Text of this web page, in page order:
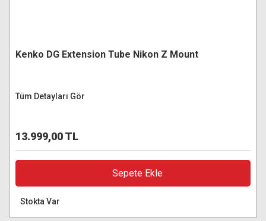
Kenko DG Extension Tube Nikon Z Mount
Tüm Detayları Gör
13.999,00 TL
Sepete Ekle
Stokta Var